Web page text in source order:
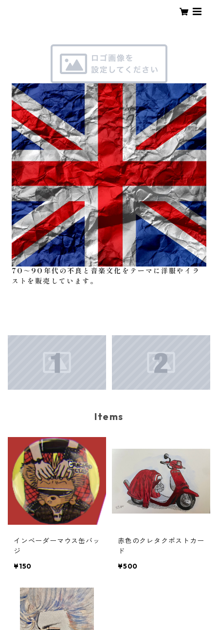
70～90年代の不良と音楽文化をテーマに洋服やイラ
ストを販売しています。
Items
インベーダーマウス缶バッ
ジ
¥150
赤色のクレタクポストカー
ド
¥500